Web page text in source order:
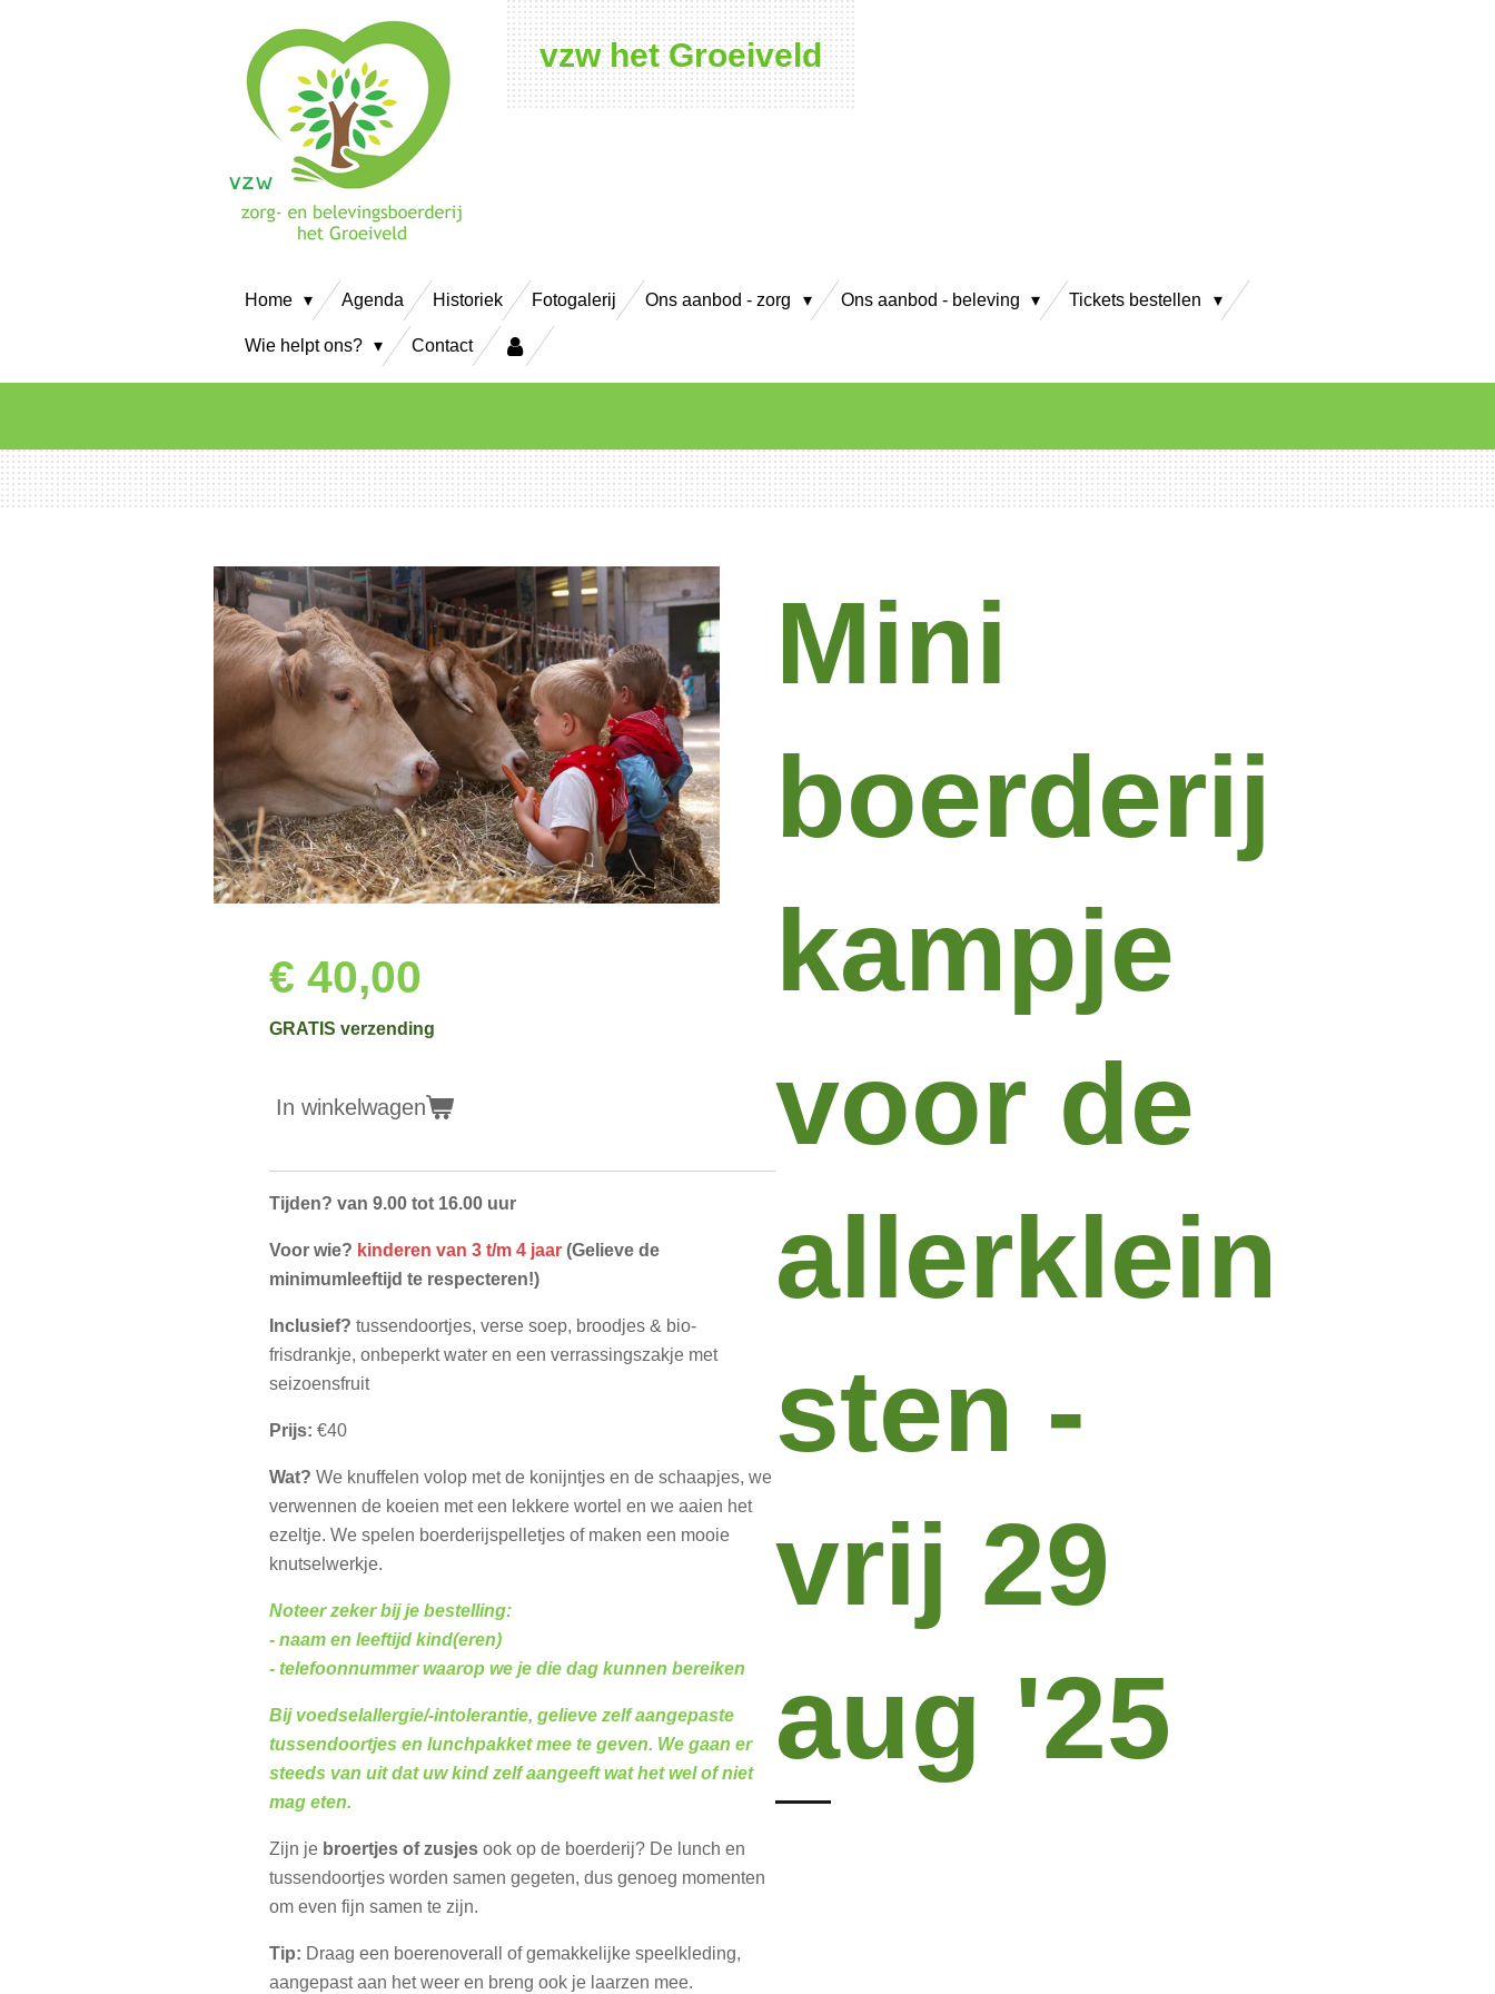
vzw het Groeiveld
Home Agenda Historiek Fotogalerij Ons aanbod - zorg Ons aanbod - beleving Tickets bestellen
Wie helpt ons? Contact
Mini
boerderij
kampje
voor de
allerklein
sten -
vrij 29
aug '25
€ 40,00
GRATIS verzending
In winkelwagen
Tijden? van 9.00 tot 16.00 uur
Voor wie? kinderen van 3 t/m 4 jaar (Gelieve de
minimumleeftijd te respecteren!)
Inclusief? tussendoortjes, verse soep, broodjes & bio-
frisdrankje, onbeperkt water en een verrassingszakje met
seizoensfruit
Prijs: €40
Wat? We knuffelen volop met de konijntjes en de schaapjes, we
verwennen de koeien met een lekkere wortel en we aaien het
ezeltje. We spelen boerderijspelletjes of maken een mooie
knutselwerkje.
Noteer zeker bij je bestelling:
- naam en leeftijd kind(eren)
- telefoonnummer waarop we je die dag kunnen bereiken
Bij voedselallergie/-intolerantie, gelieve zelf aangepaste
tussendoortjes en lunchpakket mee te geven. We gaan er
steeds van uit dat uw kind zelf aangeeft wat het wel of niet
mag eten.
Zijn je broertjes of zusjes ook op de boerderij? De lunch en
tussendoortjes worden samen gegeten, dus genoeg momenten
om even fijn samen te zijn.
Tip: Draag een boerenoverall of gemakkelijke speelkleding,
aangepast aan het weer en breng ook je laarzen mee.